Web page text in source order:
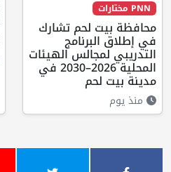
PNN مختارات
محافظة بيت لحم تشارك
في إطلاق البرنامج
التدريبي لمجالس الهيئات
المحلية 2026–2030 في
مدينة بيت لحم
منذ يوم